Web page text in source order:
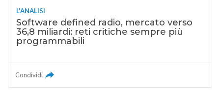
L'ANALISI
Software defined radio, mercato verso
36,8 miliardi: reti critiche sempre più
programmabili
Condividi